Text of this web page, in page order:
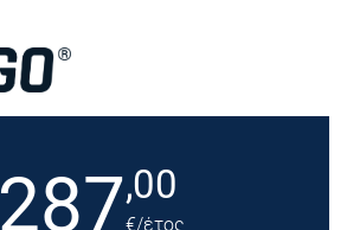
287,00
€/έτος